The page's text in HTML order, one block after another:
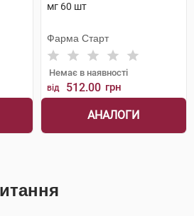
мг 60 шт
Фарма Старт
Немає в наявності
від 512.00 грн
АНАЛОГИ